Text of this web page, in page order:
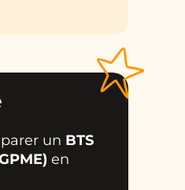
un BTS
en